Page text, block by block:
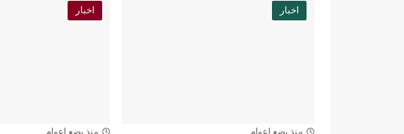
اخبار
منذ بضع اعوام
اخبار
منذ بضع اعوام